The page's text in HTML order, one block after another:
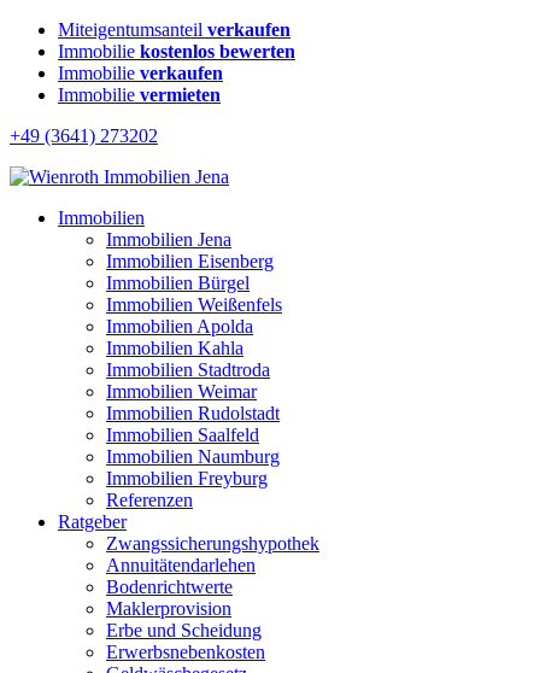
Miteigentumsanteil verkaufen
Immobilie kostenlos bewerten
Immobilie verkaufen
Immobilie vermieten
+49 (3641) 273202
Immobilien
Immobilien Jena
Immobilien Eisenberg
Immobilien Bürgel
Immobilien Weißenfels
Immobilien Apolda
Immobilien Kahla
Immobilien Stadtroda
Immobilien Weimar
Immobilien Rudolstadt
Immobilien Saalfeld
Immobilien Naumburg
Immobilien Freyburg
Referenzen
Ratgeber
Zwangssicherungshypothek
Annuitätendarlehen
Bodenrichtwerte
Maklerprovision
Erbe und Scheidung
Erwerbsnebenkosten